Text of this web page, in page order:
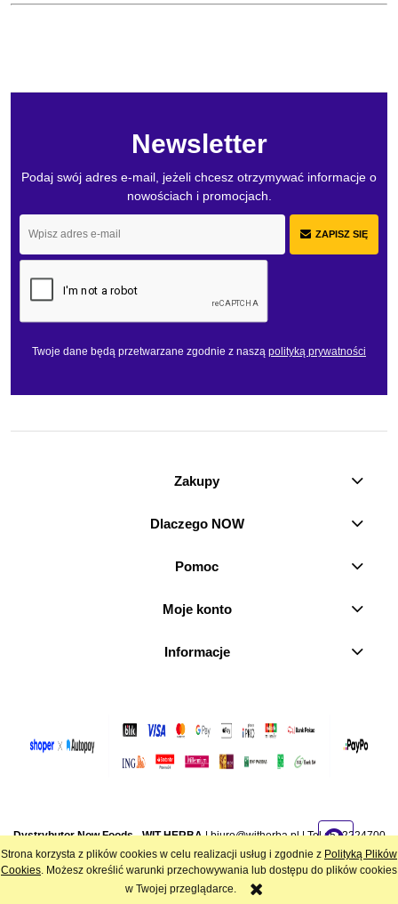
Strona korzysta z plików cookies w celu realizacji usług i zgodnie z Polityką Plików
Cookies. Możesz określić warunki przechowywania lub dostępu do plików cookies
w Twojej przeglądarce.
Newsletter
Podaj swój adres e-mail, jeżeli chcesz otrzymywać informacje o
nowościach i promocjach.
ZAPISZ SIĘ
Twoje dane będą przetwarzane zgodnie z naszą polityką prywatności
Zakupy
Dlaczego NOW
Pomoc
Moje konto
Informacje
Dystrybutor Now Foods - WIT-HERBA|biuro@witherba.pl| Tel.:512224700
| NIP: 7282846756 | REGON: 386970179 | Stara Wieś 21, 95-080 Żeromin
Sklep internetowy Shoper.pl